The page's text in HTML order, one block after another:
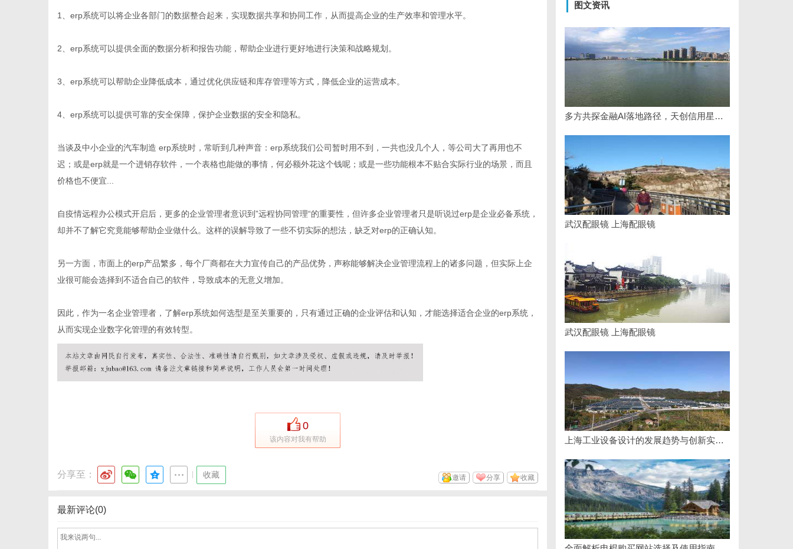
1、erp系统可以将企业各部门的数据整合起来，实现数据共享和协同工作，从而提高企业的生产效率和管理水平。
2、erp系统可以提供全面的数据分析和报告功能，帮助企业进行更好地进行决策和战略规划。
3、erp系统可以帮助企业降低成本，通过优化供应链和库存管理等方式，降低企业的运营成本。
4、erp系统可以提供可靠的安全保障，保护企业数据的安全和隐私。
当谈及中小企业的汽车制造 erp系统时，常听到几种声音：erp系统我们公司暂时用不到，一共也没几个人，等公司大了再用也不
迟；或是erp就是一个进销存软件，一个表格也能做的事情，何必额外花这个钱呢；或是一些功能根本不贴合实际行业的场景，而且
价格也不便宜...
自疫情远程办公模式开启后，更多的企业管理者意识到”远程协同管理“的重要性，但许多企业管理者只是听说过erp是企业必备系统，
却并不了解它究竟能够帮助企业做什么。这样的误解导致了一些不切实际的想法，缺乏对erp的正确认知。
另一方面，市面上的erp产品繁多，每个厂商都在大力宣传自己的产品优势，声称能够解决企业管理流程上的诸多问题，但实际上企
业很可能会选择到不适合自己的软件，导致成本的无意义增加。
因此，作为一名企业管理者，了解erp系统如何选型是至关重要的，只有通过正确的企业评估和认知，才能选择适合企业的erp系统，
从而实现企业数字化管理的有效转型。
0
该内容对我有帮助
分享至： 收藏 收藏
分享
邀请
最新评论(0)
图文资讯
多方共探金融AI落地路径，天创信用星图AI助力产业金融智能升级
武汉配眼镜 上海配眼镜
武汉配眼镜 上海配眼镜
上海工业设备设计的发展趋势与创新实践探索